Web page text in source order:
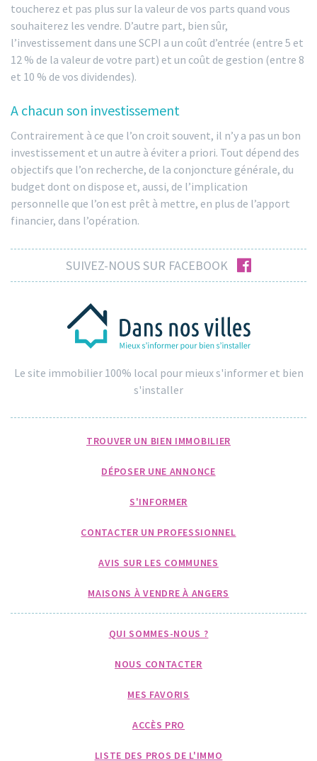
toucherez et pas plus sur la valeur de vos parts quand vous
souhaiterez les vendre. D’autre part, bien sûr,
l’investissement dans une SCPI a un coût d’entrée (entre 5 et
12 % de la valeur de votre part) et un coût de gestion (entre 8
et 10 % de vos dividendes).
A chacun son investissement
Contrairement à ce que l’on croit souvent, il n’y a pas un bon
investissement et un autre à éviter a priori. Tout dépend des
objectifs que l’on recherche, de la conjoncture générale, du
budget dont on dispose et, aussi, de l’implication
personnelle que l’on est prêt à mettre, en plus de l’apport
financier, dans l’opération.
SUIVEZ-NOUS SUR FACEBOOK facebook
Le site immobilier 100% local pour mieux s'informer et bien
s'installer
TROUVER UN BIEN IMMOBILIER
DÉPOSER UNE ANNONCE
S'INFORMER
CONTACTER UN PROFESSIONNEL
AVIS SUR LES COMMUNES
MAISONS À VENDRE À ANGERS
QUI SOMMES-NOUS ?
NOUS CONTACTER
MES FAVORIS
ACCÈS PRO
LISTE DES PROS DE L'IMMO